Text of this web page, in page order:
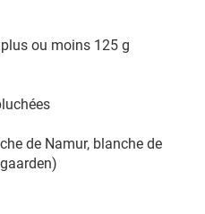
ou moins 125 g
de Namur, blanche de
)